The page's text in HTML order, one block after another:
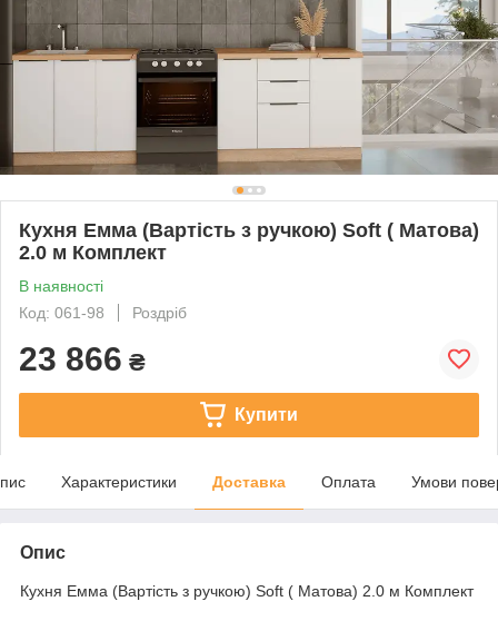
Кухня Емма (Вартість з ручкою) Soft ( Матова)
2.0 м Комплект
В наявності
Код: 061-98
Роздріб
23 866 ₴
Купити
Характеристики Доставка Оплата Умови
Опис
Кухня Емма (Вартість з ручкою) Soft ( Матова) 2.0 м Комплект